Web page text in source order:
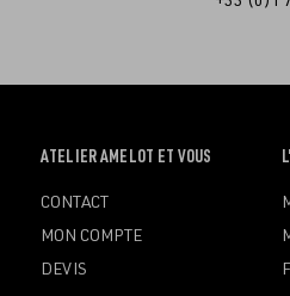
OUVRIR
MENU
ATELIER AMELOT ET VOUS
CONTACT
MON COMPTE
DEVIS